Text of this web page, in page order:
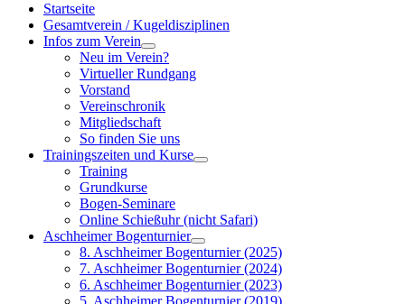
Startseite
Gesamtverein / Kugeldisziplinen
Infos zum Verein
Neu im Verein?
Virtueller Rundgang
Vorstand
Vereinschronik
Mitgliedschaft
So finden Sie uns
Trainingszeiten und Kurse
Training
Grundkurse
Bogen-Seminare
Online Schießuhr (nicht Safari)
Aschheimer Bogenturnier
8. Aschheimer Bogenturnier (2025)
7. Aschheimer Bogenturnier (2024)
6. Aschheimer Bogenturnier (2023)
5. Aschheimer Bogenturnier (2019)